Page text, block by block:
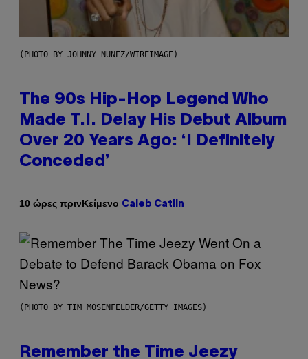
(PHOTO BY JOHNNY NUNEZ/WIREIMAGE)
The 90s Hip-Hop Legend Who
Made T.I. Delay His Debut Album
Over 20 Years Ago: ‘I Definitely
Conceded’
10 ώρες πρινΚείμενο Caleb Catlin
(PHOTO BY TIM MOSENFELDER/GETTY IMAGES)
Remember the Time Jeezy